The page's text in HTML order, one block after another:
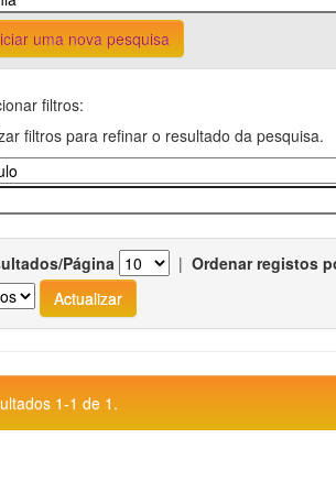
uma nova pesquisa
filtros:
filtros para refinar o resultado da pesquisa.
Página | Ordenar registos
1-1 de 1.